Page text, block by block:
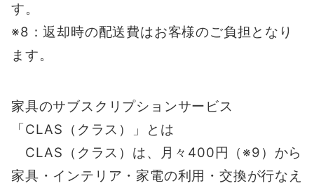
す。
※8：返却時の配送費はお客様のご負担となり
ます。
家具のサブスクリプションサービス
「CLAS（クラス）」とは
CLAS（クラス）は、月々400円（※9）から
家具・インテリア・家電の利用・交換が行なえ